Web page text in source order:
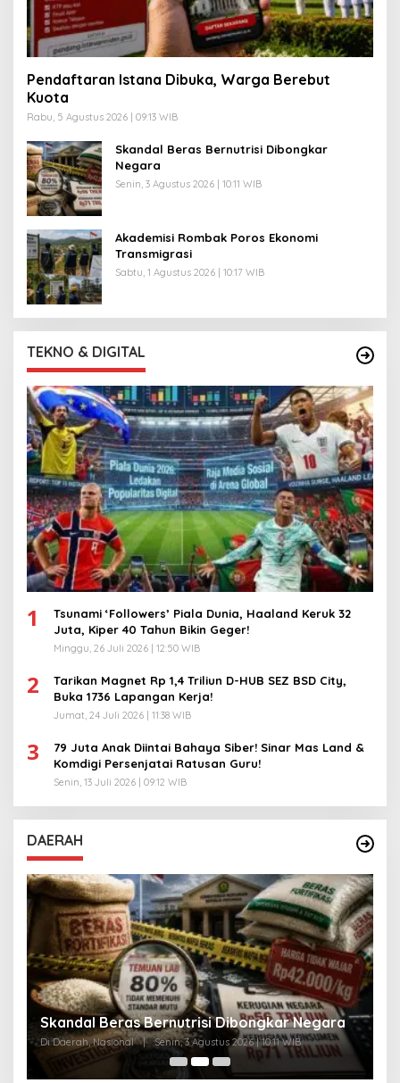
Pendaftaran Istana Dibuka, Warga Berebut
Kuota
Rabu, 5 Agustus 2026 | 09:13 WIB
Skandal Beras Bernutrisi Dibongkar
Negara
Senin, 3 Agustus 2026 | 10:11 WIB
Akademisi Rombak Poros Ekonomi
Transmigrasi
Sabtu, 1 Agustus 2026 | 10:17 WIB
TEKNO & DIGITAL
1
Tsunami ‘Followers’ Piala Dunia, Haaland Keruk 32
Juta, Kiper 40 Tahun Bikin Geger!
Minggu, 26 Juli 2026 | 12:50 WIB
2
Tarikan Magnet Rp 1,4 Triliun D-HUB SEZ BSD City,
Buka 1736 Lapangan Kerja!
Jumat, 24 Juli 2026 | 11:38 WIB
3
79 Juta Anak Diintai Bahaya Siber! Sinar Mas Land &
Komdigi Persenjatai Ratusan Guru!
Senin, 13 Juli 2026 | 09:12 WIB
DAERAH
Skandal Beras Bernutrisi Dibongkar Negara
Di Daerah, Nasional | Senin, 3 Agustus 2026 | 10:11 WIB